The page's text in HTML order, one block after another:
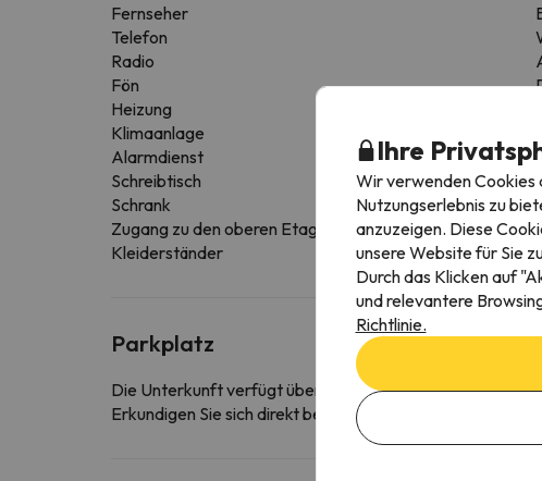
Fernseher
Telefon
Radio
Fön
Heizung
Klimaanlage
Alarmdienst
Schreibtisch
Schrank
Zugang zu den oberen Etagen nur über Treppen
Kleiderständer
Parkplatz
Die Unterkunft verfügt über eine kostenfreie Tiefgarage
Erkundigen Sie sich direkt bei der Unterkunft, ob sie die
Ihre
Wir verwenden Cookies
Nutzungserlebnis zu
anzuzeigen. Diese
unsere Website für Sie
Durch das Klicken auf
und relevantere
Richtlinie.